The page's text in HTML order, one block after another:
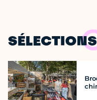
SÉLECTIONS